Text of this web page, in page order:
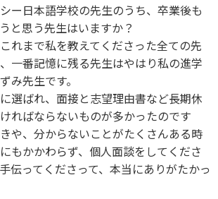
ー日本語学校の先生のうち、卒業後も
と思う先生はいますか？
れまで私を教えてくださった全ての先
一番記憶に残る先生はやはり私の進学
み先生です。
選ばれ、面接と志望理由書など長期休
ればならないものが多かったのです
や、分からないことがたくさんある時
もかかわらず、個人面談をしてくださ
伝ってくださって、本当にありがたかっ